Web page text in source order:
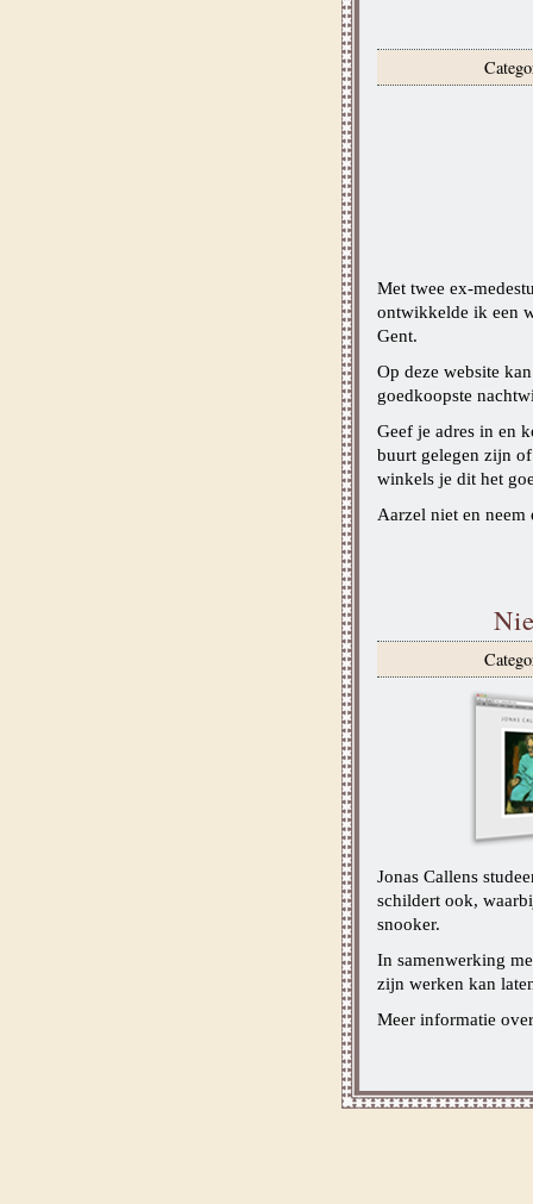
Met twee ex-
ontwikkelde ik een
Gent.
Op deze website
goedkoopste
Geef je adres in en
buurt gelegen zijn
winkels je dit het
Aarzel niet en
Jonas Callens
schildert ook,
snooker.
In samenwerking
zijn werken kan
Meer informatie